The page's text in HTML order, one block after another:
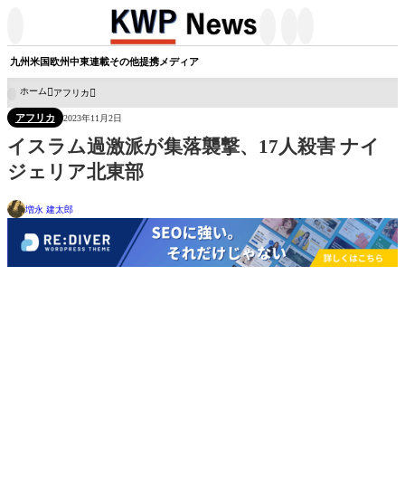
九州米国欧州中東連載その他提携メディア
ホーム アフリカ
アフリカ 2023年11月2日
イスラム過激派が集落襲撃、17人殺害 ナイ
ジェリア北東部
増永 建太郎